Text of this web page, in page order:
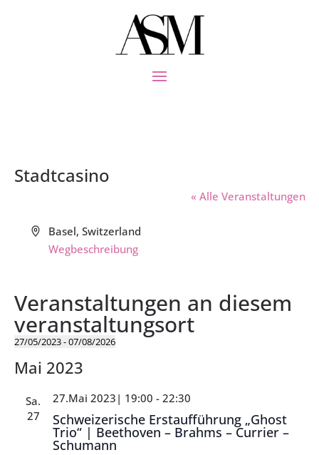
Stadtcasino
« Alle Veranstaltungen
Adresse
Basel, Switzerland
Wegbeschreibung
Veranstaltungen an diesem
veranstaltungsort
27/05/2023 - 07/08/2026
wählen.
Mai 2023
Sa.
27
Schweizerische Erstaufführung „Ghost
Trio“ | Beethoven – Brahms – Currier –
Schumann
27.Mai 2023| 19:00 - 22:30